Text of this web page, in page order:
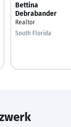
Bettina
Debrabander
Realtor
South Florida